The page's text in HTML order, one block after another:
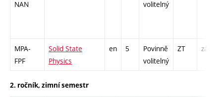
NAN volitelný
MPA-
FPF
Solid State
Physics
en 5
Povinně
volitelný
ZT zá,zk
2. ročník, zimní semestr